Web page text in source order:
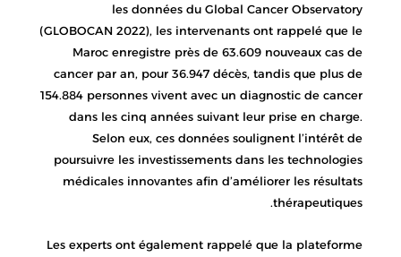
les données du Global Cancer Observatory
(GLOBOCAN 2022), les intervenants ont rappelé que le
Maroc enregistre près de 63.609 nouveaux cas de
cancer par an, pour 36.947 décès, tandis que plus de
154.884 personnes vivent avec un diagnostic de cancer
dans les cinq années suivant leur prise en charge.
Selon eux, ces données soulignent l’intérêt de
poursuivre les investissements dans les technologies
médicales innovantes afin d’améliorer les résultats
thérapeutiques.
Les experts ont également rappelé que la plateforme